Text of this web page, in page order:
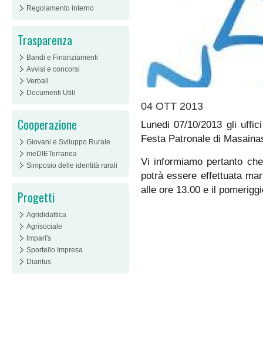
Regolamento interno
Trasparenza
Bandi e Finanziamenti
Avvisi e concorsi
Verbali
Documenti Utili
Cooperazione
Giovani e Sviluppo Rurale
meDIETerranea
Simposio delle identità rurali
Progetti
Agrididattica
Agrisociale
Impari's
Sportello Impresa
Diantus
04 OTT 2013
Lunedi 07/10/2013 gli
Festa Patronale di
Vi informiamo pertanto
potrà essere effettuata
alle ore 13.00 e il